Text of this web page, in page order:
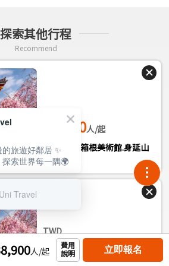
人/起
費用
說明
立即報名
(茹素、不吃牛、豬、生魚片、過敏甲
時告知業務專員，我們將盡可能為你調
素，因受限餐廳選擇，恕無法調整。
擇。
位安排係由航空公司調度，同行者座位
！
探索其他行程
Recommend
46,900人/起
湖紅葉季.新宿御苑.箱根美術館.身延山
溫泉五日
TWD
41,900 人/起
旅遊好鄰居 ✨
索世界每一隅🌍
Travel